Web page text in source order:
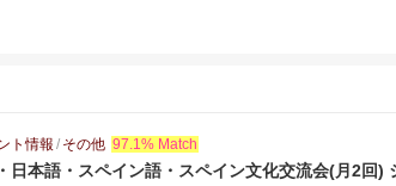
ト情報 / その他 97.1% Match
日本語・スペイン語・スペイン文化交流会(月2回)